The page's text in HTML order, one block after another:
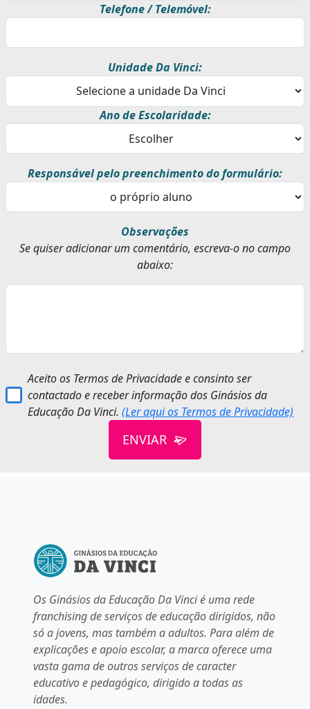
Telefone / Telemóvel:
Unidade Da Vinci:
Ano de Escolaridade:
Responsável pelo preenchimento do formulário:
Observações
Se quiser adicionar um comentário, escreva-o no campo
abaixo:
Aceito os Termos de Privacidade e consinto ser
contactado e receber informação dos Ginásios da
Educação Da Vinci.(Ler aqui os Termos de Privacidade)
ENVIAR
Os Ginásios da Educação Da Vinci é uma rede
franchising de serviços de educação dirigidos, não
só a jovens, mas também a adultos. Para além de
explicações e apoio escolar, a marca oferece uma
vasta gama de outros serviços de caracter
educativo e pedagógico, dirigido a todas as
idades.